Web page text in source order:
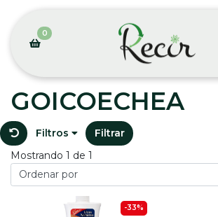
0
GOICOECHEA
Filtros
Filtrar
Mostrando 1 de 1
-33%